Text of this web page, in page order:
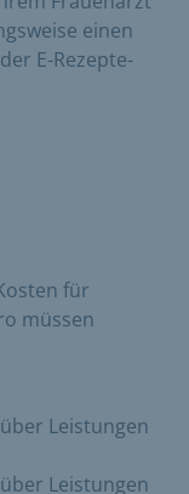
einen
E-Rezepte-
für
müssen
Leistungen
Leistungen